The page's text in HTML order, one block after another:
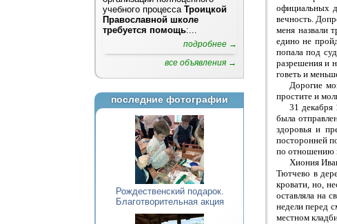
учебного процессаТроицкой
Православной школе
требуется помощь:...
подробнее →
все объявления →
последние фотографии
Рождественский подарок.
Благотворительная акция
официальных
вечность.
меня назвали
едино не
попала под
разрешения и
говеть и
Дорогие
простите и
31 декабря
была
здоровья и
посторонней
по отношению
Хиония
Тютчево в
кровати, но,
оставляла на
недели перед
местном